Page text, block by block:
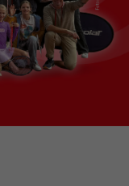
falls der
eingestellt hat.